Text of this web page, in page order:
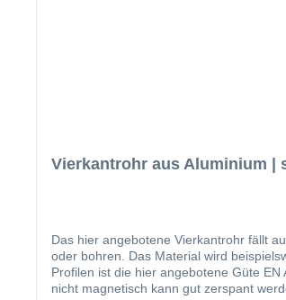
Vierkantrohr aus Aluminium |
Das hier angebotene Vierkantrohr fällt
oder bohren. Das Material wird beispielsweise in den folgenden Bereichen eingesetzt:
Profilen ist die hier angebotene Güte EN AW-6060
nicht magnetisch kann gut zerspant